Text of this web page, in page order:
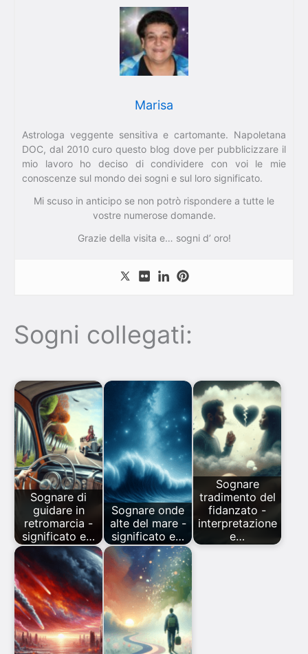
Marisa
Astrologa veggente sensitiva e cartomante. Napoletana
DOC, dal 2010 curo questo blog dove per pubblicizzare il
mio lavoro ho deciso di condividere con voi le mie
conoscenze sul mondo dei sogni e sul loro significato.
Mi scuso in anticipo se non potrò rispondere a tutte le
vostre numerose domande.
Grazie della visita e… sogni d’ oro!
Sogni collegati:
Sognare di
guidare in
retromarcia -
significato e…
Sognare onde
alte del mare -
significato e…
Sognare
tradimento del
fidanzato -
interpretazione
e…